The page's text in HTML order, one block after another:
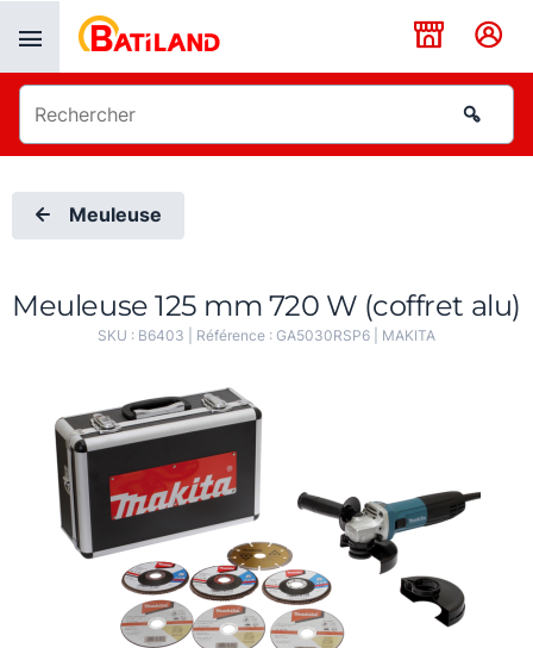
Meuleuse
Meuleuse 125 mm 720 W (coffret alu)
SKU : B6403 | Référence : GA5030RSP6 MAKITA
Panneau de gestion des cookies